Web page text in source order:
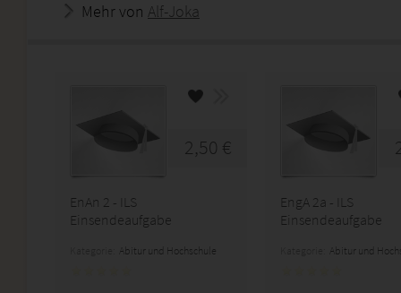
Mehr von Alf-Joka
2,50 €
EnAn 2 - ILS
Einsendeaufgabe
Abitur und Hochschule
EngA 2a - ILS
Einsendeaufgabe
Abitur und